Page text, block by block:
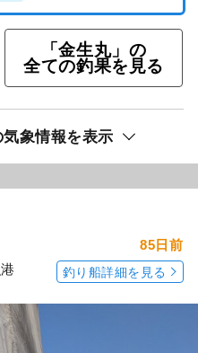
「金生丸」の
全ての釣果を見る
象情報を表示
85日前
釣り船詳細を見る